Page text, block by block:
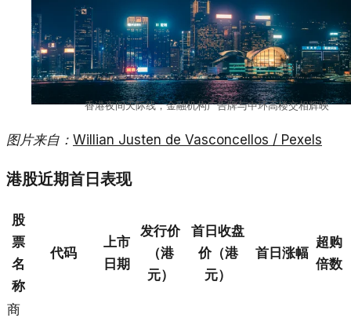
香港夜间天际线，金融机构广告牌与中环高楼交相辉映
图片来自： Willian Justen de Vasconcellos / Pexels
港股近期首日表现
股
票
名
称
代码
上市
日期
发行价
（港
元）
首日收盘
价（港
元）
首日涨幅
超购
倍数
商